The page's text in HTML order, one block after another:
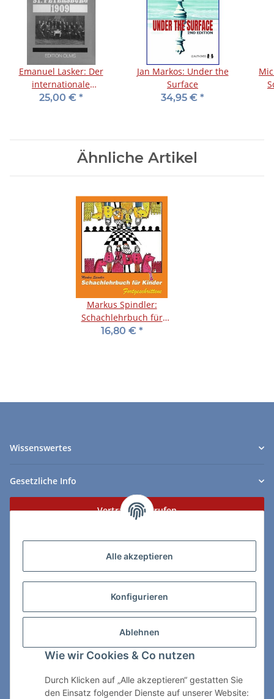
Alle akzeptieren
Konfigurieren
Ablehnen
Wie wir Cookies & Co nutzen
Durch Klicken auf „Alle akzeptieren“ gestatten Sie
den Einsatz folgender Dienste auf unserer Website:
Emanuel Lasker: Der
internationale
Schachkongreß zu St.
25,00 € *
Jan Markos: Under the
Surface
34,95 € *
Ähnliche Artikel
Markus Spindler:
Schachlehrbuch für
Kinder -
16,80 € *
Wissenswertes
Gesetzliche Info
Vertrag widerrufen
ChessWare Schachversand
89264 Weissenhorn